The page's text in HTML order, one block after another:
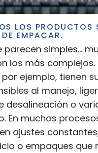
LOS PRODUCTOS
EMPACAR.
parecen simples…
los más complejos.
ejemplo, tienen
al manejo,
desalineación o
En muchos
ajustes
o empaques que